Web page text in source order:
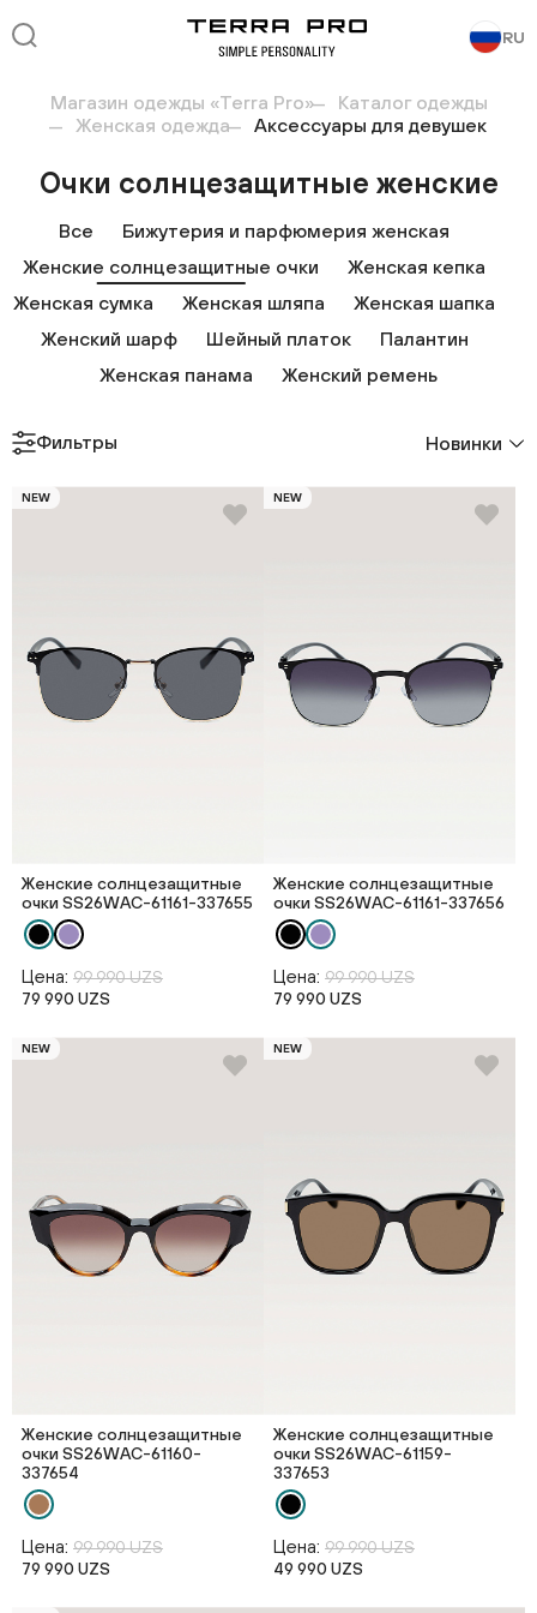
RU
Магазин одежды «Terra Pro»
Каталог одежды
Женская одежда
Аксессуары для девушек
Очки солнцезащитные женские
Все
Бижутерия и парфюмерия женская
Женские солнцезащитные очки
Женская кепка
Женская сумка
Женская шляпа
Женская шапка
Женский шарф
Шейный платок
Палантин
Женская панама
Женский ремень
Фильтры Новинки
NEW
Женские солнцезащитные
очки SS26WAС-61161-337655
Цена: 99 990 UZS
79 990 UZS
NEW
Женские солнцезащитные
очки SS26WAС-61161-337656
Цена: 99 990 UZS
79 990 UZS
NEW
Женские солнцезащитные
очки SS26WAС-61160-
337654
Цена: 99 990 UZS
79 990 UZS
NEW
Женские солнцезащитные
очки SS26WAС-61159-
337653
Цена: 99 990 UZS
49 990 UZS